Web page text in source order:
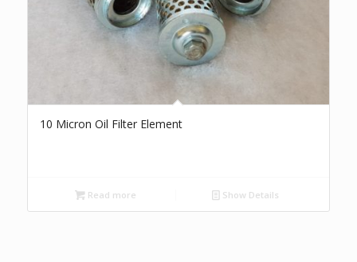
10 Micron Oil Filter Element
Read more Show Details